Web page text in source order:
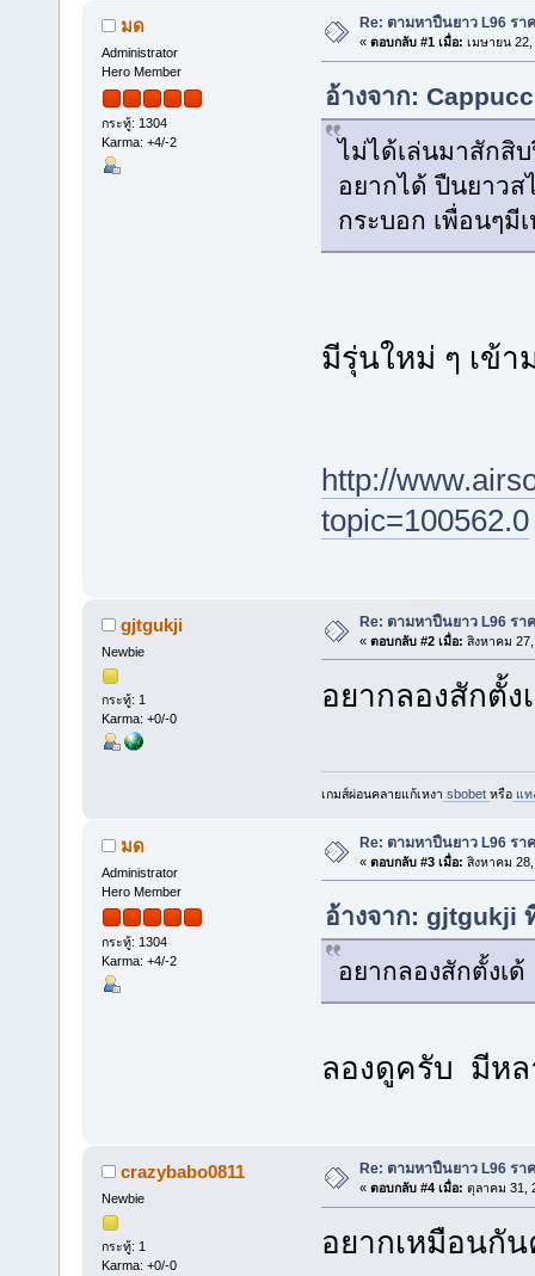
มด
Administrator
Hero Member
กระทู้: 1304
Karma: +4/-2
Re: ตามหาปืนยาว L96 รา
« ตอบกลับ #1 เมื่อ: เมษายน
อ้างจาก:
ไม่ได้เล่นมาสักสิ
อยากได้ ปืนยาวส
กระบอก เพื่อนๆมี
มีรุ่นใหม่ ๆ เข้า
http://
topic=100562.0
gjtgukji
Newbie
กระทู้: 1
Karma: +0/-0
Re: ตามหาปืนยาว L96 รา
« ตอบกลับ #2 เมื่อ: สิงหาคม
อยากลองสักตั้ง
เกมส์ผ่อนคลายแก้เหงา sbobet หรือแท
มด
Administrator
Hero Member
กระทู้: 1304
Karma: +4/-2
Re: ตามหาปืนยาว L96 รา
« ตอบกลับ #3 เมื่อ: สิงหาคม
อ้างจาก: gjtgukji
อยากลองสักตั้งเด้
ลองดูครับ มีห
crazybabo0811
Newbie
กระทู้: 1
Karma: +0/-0
Re: ตามหาปืนยาว L96 รา
« ตอบกลับ #4 เมื่อ: ตุลาคม 31,
อยากเหมือนกั